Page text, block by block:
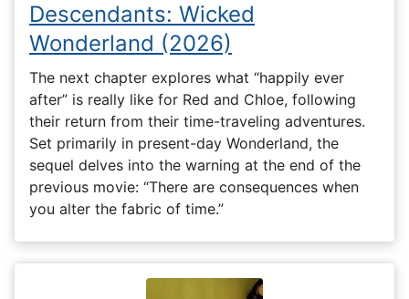
Descendants: Wicked
Wonderland (2026)
The next chapter explores what “happily ever
after” is really like for Red and Chloe, following
their return from their time-traveling adventures.
Set primarily in present-day Wonderland, the
sequel delves into the warning at the end of the
previous movie: “There are consequences when
you alter the fabric of time.”